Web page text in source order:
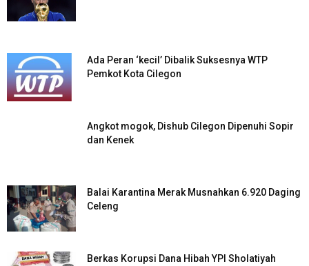
Ada Peran ‘kecil’ Dibalik Suksesnya WTP
Pemkot Kota Cilegon
Angkot mogok, Dishub Cilegon Dipenuhi Sopir
dan Kenek
Balai Karantina Merak Musnahkan 6.920 Daging
Celeng
Berkas Korupsi Dana Hibah YPI Sholatiyah